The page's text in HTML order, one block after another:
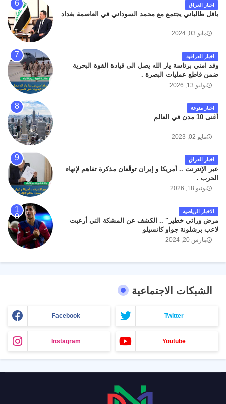
اخبار العراق
بافل طالباني يجتمع مع محمد السوداني في العاصمة بغداد
مايو 03, 2024
اخبار العراقية
وفد امني برئاسة يار الله يصل الى قيادة القوة البحرية
ضمن قاطع عمليات البصرة .
يوليو 13, 2026
اخبار منوعة
أغنى 10 مدن في العالم
مايو 02, 2023
اخبار العراق
عبر الإنترنت .. أمريكا و إيران توقّعان مذكرة تفاهم لإنهاء
الحرب .
يونيو 18, 2026
الاخبار الرياضية
مرض وراثي خطير" .. الكشف عن المشكة التي أرعبت
لاعب برشلونة جواو كانسيلو
مارس 20, 2024
الشبكات الاجتماعية
Facebook Twitter
Instagram Youtube